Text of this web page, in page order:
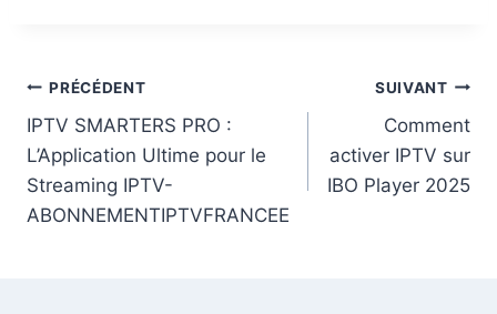
PRÉCÉDENT
IPTV SMARTERS PRO :
L’Application Ultime pour le
Streaming IPTV-
ABONNEMENTIPTVFRANCEE
SUIVANT
Comment
activer IPTV sur
IBO Player 2025